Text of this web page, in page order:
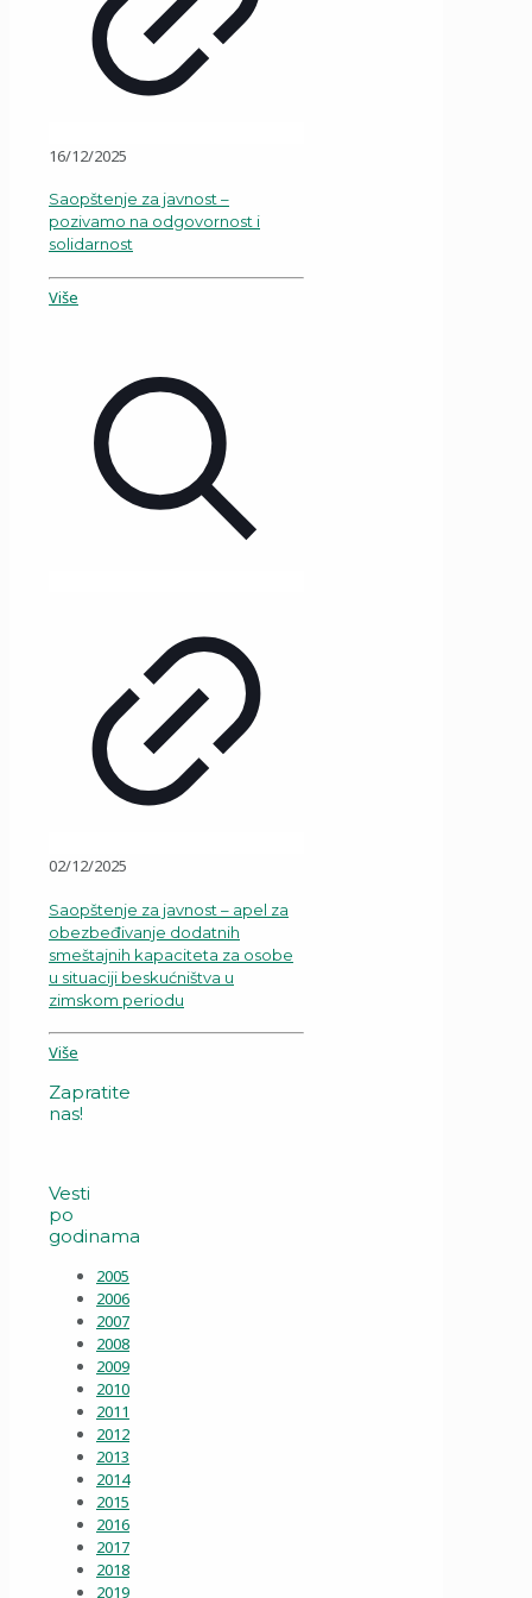
16/12/2025
Saopštenje za javnost –
pozivamo na odgovornost i
solidarnost
Više
02/12/2025
Saopštenje za javnost – apel za
obezbeđivanje dodatnih
smeštajnih kapaciteta za osobe
u situaciji beskućništva u
zimskom periodu
Više
Zapratite
nas!
Vesti
po
godinama
2005
2006
2007
2008
2009
2010
2011
2012
2013
2014
2015
2016
2017
2018
2019